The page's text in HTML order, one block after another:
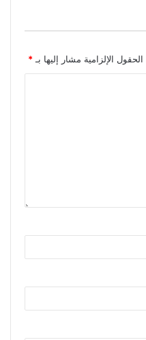
الحقول الإلزامية مشار إليها بـ *